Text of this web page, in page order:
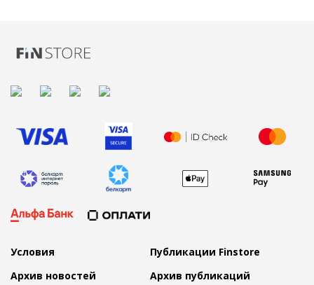
Условия
Публикации Finstore
Архив новостей
Архив публикаций